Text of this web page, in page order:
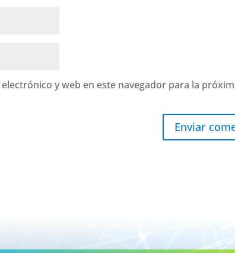
y web en este navegador para la
Enviar